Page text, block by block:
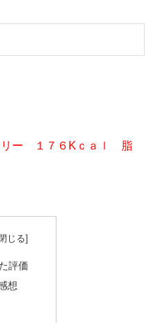
リー １７６Kｃａｌ 脂
評価
想